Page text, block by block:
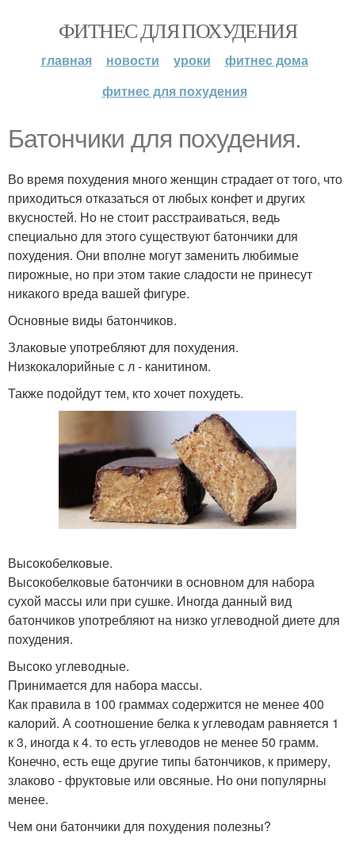
ФИТНЕС ДЛЯ ПОХУДЕНИЯ
главная новости уроки
фитнес дома
фитнес для похудения
Батончики для похудения.
Во время похудения много женщин страдает от того, что
приходиться отказаться от любых конфет и других
вкусностей. Но не стоит расстраиваться, ведь
специально для этого существуют батончики для
похудения. Они вполне могут заменить любимые
пирожные, но при этом такие сладости не принесут
никакого вреда вашей фигуре.
Основные виды батончиков.
Злаковые употребляют для похудения.
Низкокалорийные с л - канитином.
Также подойдут тем, кто хочет похудеть.
Высокобелковые.
Высокобелковые батончики в основном для набора
сухой массы или при сушке. Иногда данный вид
батончиков употребляют на низко углеводной диете для
похудения.
Высоко углеводные.
Принимается для набора массы.
Как правила в 100 граммах содержится не менее 400
калорий. А соотношение белка к углеводам равняется 1
к 3, иногда к 4. то есть углеводов не менее 50 грамм.
Конечно, есть еще другие типы батончиков, к примеру,
злаково - фруктовые или овсяные. Но они популярны
менее.
Чем они батончики для похудения полезны?